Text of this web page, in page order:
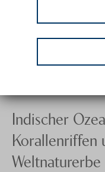
Indischer
Korallenriffen
Weltnaturerbe